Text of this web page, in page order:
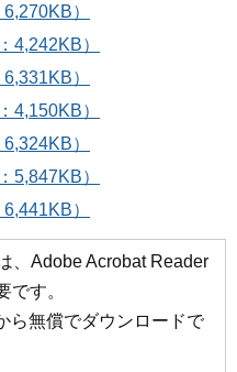
）
4,242KB）
）
4,150KB）
）
5,847KB）
）
、Adobe Acrobat Reader
です。
ら無償でダウンロードで